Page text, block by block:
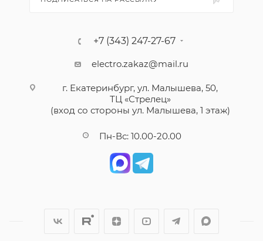
+7 (343) 247-27-67
electro.zakaz@mail.ru
г. Екатеринбург, ул. Малышева, 50,
ТЦ «Стрелец»
(вход со стороны ул. Малышева, 1 этаж)
Пн-Вс: 10.00-20.00